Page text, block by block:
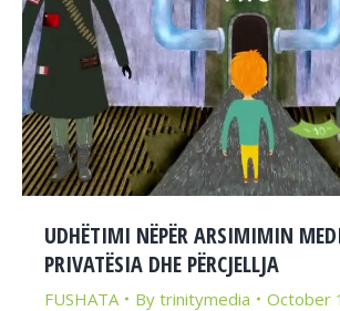
UDHËTIMI NËPËR ARSIMIMIN
PRIVATËSIA DHE PËRCJELLJA
FUSHATA By trinitymedia
October